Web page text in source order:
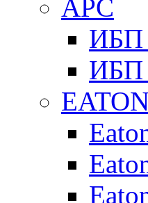
APC
ИБП
ИБП